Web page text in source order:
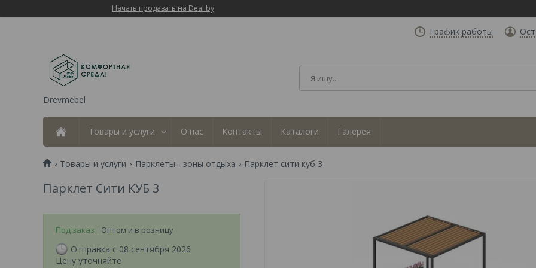
Начать продавать на Deal.by
График работы
Drevmebel
Товары и услуги О нас Контакты Каталоги Галерея
Товары и услуги Парклеты - зоны отдыха Парклет сити куб 3
Парклет Сити КУБ 3
Под заказ Оптом и в розницу
Отправка с 08 сентября 2026
Цену уточняйте